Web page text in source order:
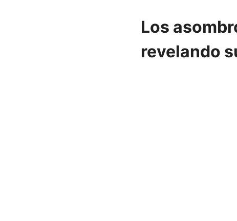
Los
revelando